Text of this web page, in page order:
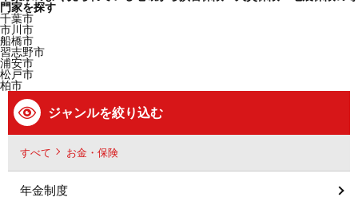
門家を探す
千葉市
市川市
船橋市
習志野市
浦安市
松戸市
柏市
ジャンルを絞り込む
すべて お金・保険
年金制度